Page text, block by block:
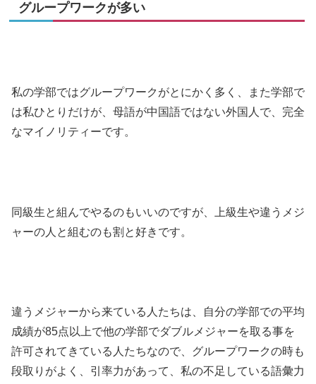
グループワークが多い
私の学部ではグループワークがとにかく多く、また学部で
は私ひとりだけが、母語が中国語ではない外国人で、完全
なマイノリティーです。
同級生と組んでやるのもいいのですが、上級生や違うメジ
ャーの人と組むのも割と好きです。
違うメジャーから来ている人たちは、自分の学部での平均
成績が85点以上で他の学部でダブルメジャーを取る事を
許可されてきている人たちなので、グループワークの時も
段取りがよく、引率力があって、私の不足している語彙力